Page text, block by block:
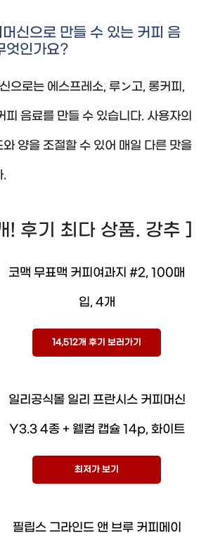
신으로 만들 수 있는 커피 음
엇인가요?
으로는 에스프레소, 루ン고, 롱커피,
피 음료를 만들 수 있습니다. 사용자의
양을 조절할 수 있어 매일 다른 맛을
.
! 후기 최다 상품. 강추 ]
코맥 무표맥 커피여과지 #2, 100매
입, 4개
14,512개 후기 보러가기
일리공식몰 일리 프란시스 커피머신
Y3.3 4종 + 웰컴 캡슐 14p, 화이트
최저가 보기
필립스 그라인드 앤 브루 커피메이